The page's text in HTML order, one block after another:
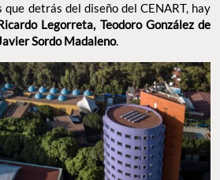
que detrás del diseño del CENART, hay
Legorreta, Teodoro González de
Sordo Madaleno.